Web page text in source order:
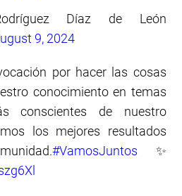
Díaz de León
9, 2024
por hacer las cosas
conocimiento en temas
conscientes de nuestro
los mejores resultados
#VamosJuntos ✨